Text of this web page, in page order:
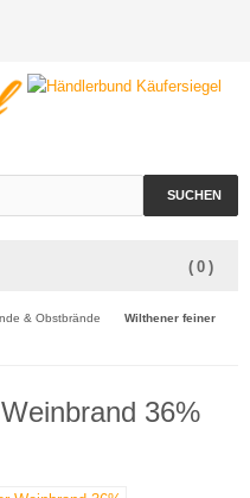
SUCHEN
( 0 )
& Obstbrände
Wilthener feiner
36%